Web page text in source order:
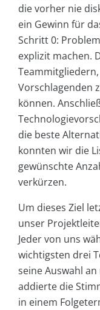
die vorher nie
ein Gewinn für
Schritt 0:
explizit machen.
Vorschlagenden
können.
die beste
konnten wir die
gewünschte
verkürzen.
Um dieses Ziel
unser
Jeder von uns
wichtigsten drei
seine Auswahl
addierte die
in einem